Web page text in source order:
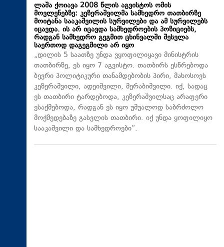
ლაშა ქოიავა 2008 წლის აგვისტოს ომის
მოვლენებზე: კეზერაშვილმა სამხედრო თათბირზე
მოიტანა სააკაშვილის სურვილები და ამ სურვილებს
იცავდა. ის არ იცავდა სამხედროების პოზიციებს,
რადგან სამხედრო გეგმით ცხინვალში შესვლა
საერთოდ დაგეგმილი არ იყო
„დილის 5 საათზე უნდა ვყოფილიყავი მინისტრის
თათბირზე, ეს იყო 7 აგვისტო. თათბირს ესწრებოდა
ბევრი პოლიტიკური თანამდებობის პირი, მახოსოვს
კეზერაშვილი, ადეიშვილი, მერაბიშვილი. იქ, სადაც
ეს თათბირი ტარდებოდა, კეზერაშვილსაც არაფერი
ესაქმებოდა, რადგან ეს იყო უშუალოდ საბრძოლო
მოქმედებაზე გასვლის თათბირი. იქ უნდა ყოფილიყო
სააკაშვილი და სამხედროები“.